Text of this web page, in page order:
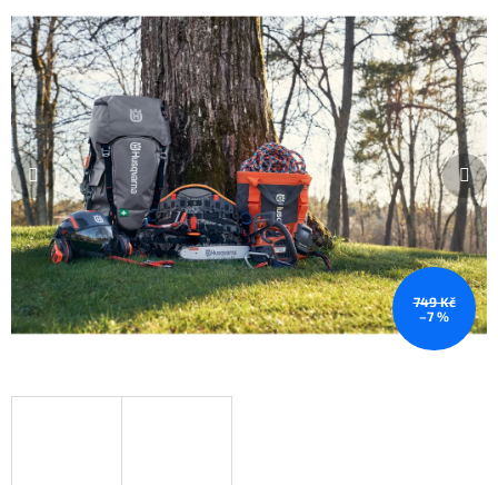
je
0,0
z
5
hvězdiček.
749 Kč
–7 %